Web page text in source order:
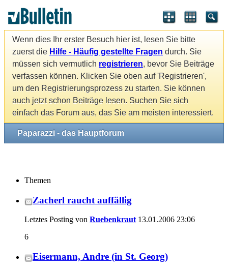
Wenn dies Ihr erster Besuch hier ist, lesen Sie bitte
zuerst die Hilfe - Häufig gestellte Fragen durch. Sie
müssen sich vermutlich registrieren, bevor Sie Beiträge
verfassen können. Klicken Sie oben auf 'Registrieren',
um den Registrierungsprozess zu starten. Sie können
auch jetzt schon Beiträge lesen. Suchen Sie sich
einfach das Forum aus, das Sie am meisten interessiert.
Paparazzi - das Hauptforum
Themen
Zacherl raucht auffällig
Letztes Posting von Ruebenkraut 13.01.2006 23:06
6
Eisermann, Andre (in St. Georg)